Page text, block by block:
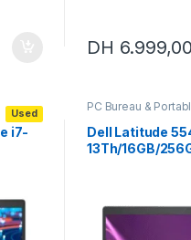
DH 6.999,00
Used
i7-
PC Bureau &
professionnels
Dell Latitude
13Th/16GB/